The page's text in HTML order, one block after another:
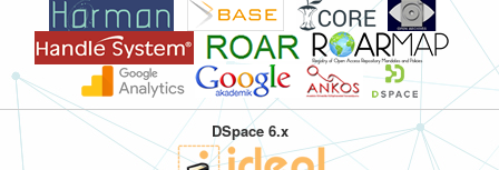
DSpace 6.x